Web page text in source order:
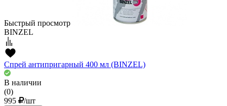
Быстрый просмотр
BINZEL
Спрей антипригарный 400 мл (BINZEL)
В наличии
(0)
995
/шт